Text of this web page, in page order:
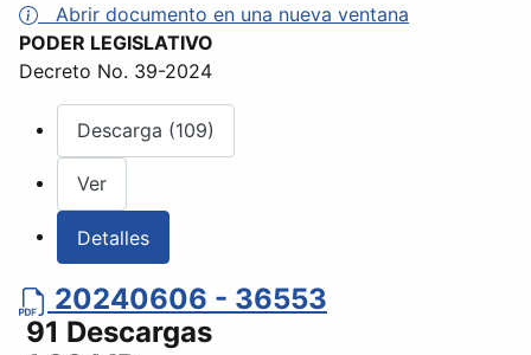
Abrir documento en una nueva ventana
PODER LEGISLATIVO
Decreto No. 39-2024
Descarga (109)
Ver
Detalles
20240606 - 36553
91 Descargas